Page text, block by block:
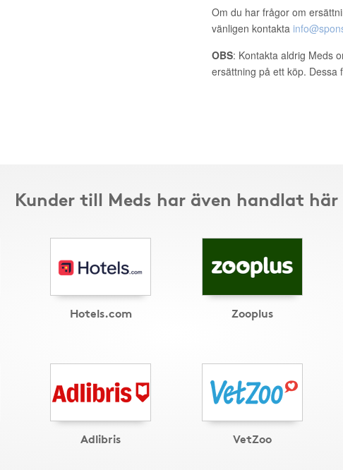
Om du har frågor om
vänligen kontakta
OBS: Kontakta aldrig Meds
ersättning på ett köp. Dessa
Kunder till Meds har även handlat här
Hotels.com Zooplus
Adlibris VetZoo